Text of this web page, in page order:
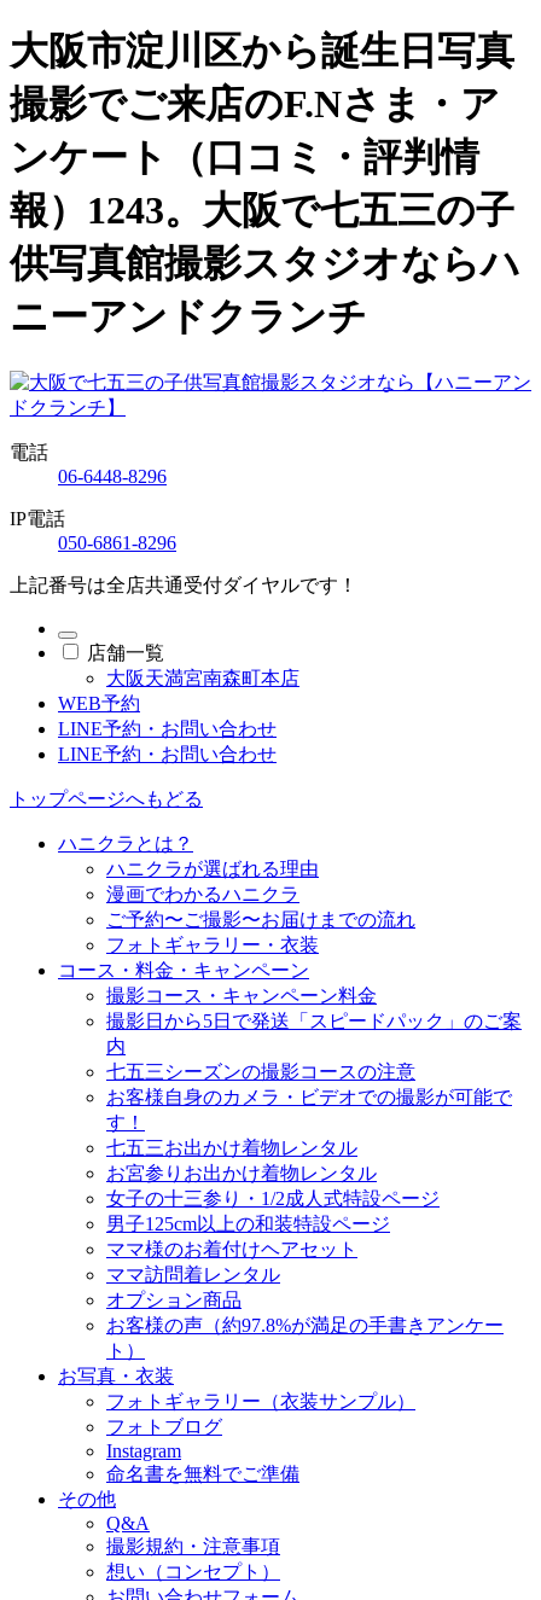
大阪市淀川区から誕生日写真
撮影でご来店のF.Nさま・ア
ンケート（口コミ・評判情
報）1243。大阪で七五三の子
供写真館撮影スタジオならハ
ニーアンドクランチ
電話
06-6448-8296
IP電話
050-6861-8296
上記番号は全店共通受付ダイヤルです！
店舗一覧
大阪天満宮南森町本店
WEB予約
LINE予約・お問い合わせ
LINE予約・お問い合わせ
トップページへもどる
ハニクラとは？
ハニクラが選ばれる理由
漫画でわかるハニクラ
ご予約〜ご撮影〜お届けまでの流れ
フォトギャラリー・衣装
コース・料金・キャンペーン
撮影コース・キャンペーン料金
撮影日から5日で発送「スピードパック」のご案
内
七五三シーズンの撮影コースの注意
お客様自身のカメラ・ビデオでの撮影が可能で
す！
七五三お出かけ着物レンタル
お宮参りお出かけ着物レンタル
女子の十三参り・1/2成人式特設ページ
男子125cm以上の和装特設ページ
ママ様のお着付けヘアセット
ママ訪問着レンタル
オプション商品
お客様の声（約97.8%が満足の手書きアンケー
ト）
お写真・衣装
フォトギャラリー（衣装サンプル）
フォトブログ
Instagram
命名書を無料でご準備
その他
Q&A
撮影規約・注意事項
想い（コンセプト）